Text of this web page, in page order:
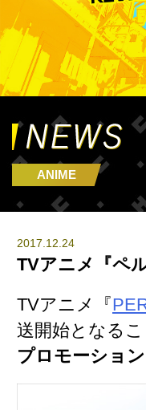
ANIME
2017.12.24
TVアニメ『ペ
TVアニメ『
送開始となる
プロモーショ